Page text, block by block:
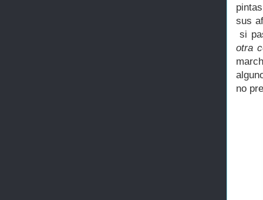
sus
si
otra
no